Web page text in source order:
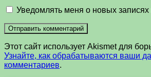
Уведомлять меня о новых записях
Этот сайт использует Akismet для
Узнайте, как обрабатываются ваши
комментариев.